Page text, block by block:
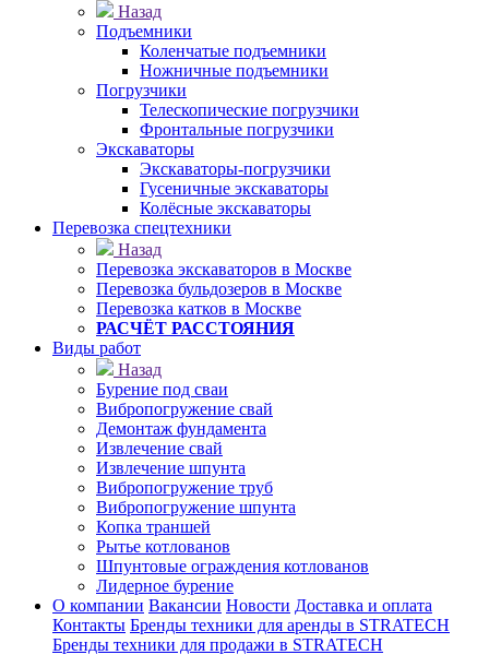
Назад
Подъемники
Коленчатые подъемники
Ножничные подъемники
Погрузчики
Телескопические погрузчики
Фронтальные погрузчики
Экскаваторы
Экскаваторы-погрузчики
Гусеничные экскаваторы
Колёсные экскаваторы
Перевозка спецтехники
Назад
Перевозка экскаваторов в Москве
Перевозка бульдозеров в Москве
Перевозка катков в Москве
РАСЧЁТ РАССТОЯНИЯ
Виды работ
Назад
Бурение под сваи
Вибропогружение свай
Демонтаж фундамента
Извлечение свай
Извлечение шпунта
Вибропогружение труб
Вибропогружение шпунта
Копка траншей
Рытье котлованов
Шпунтовые ограждения котлованов
Лидерное бурение
О компании Вакансии Новости Доставка и оплата
Контакты Бренды техники для аренды в STRATECH
Бренды техники для продажи в STRATECH